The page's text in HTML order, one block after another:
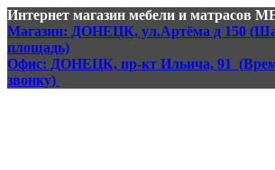
Интернет магазин мебели и матрасов
Магазин: ДОНЕЦК, ул.Артёма д 150
площадь)
Офис: ДОНЕЦК, пр-кт Ильича, 91
звонку)